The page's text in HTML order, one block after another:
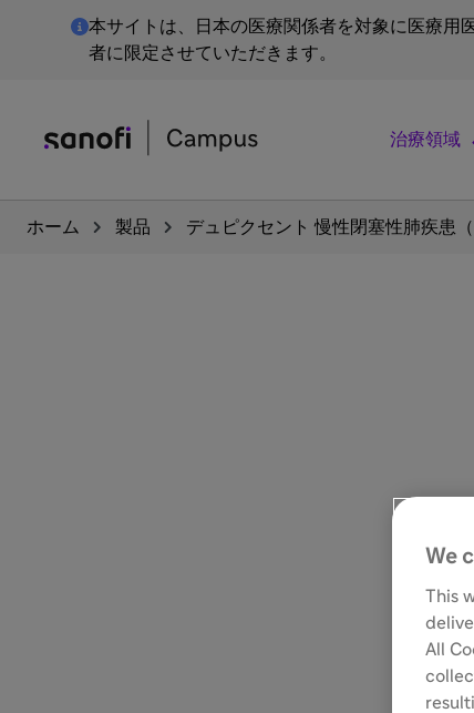
本サイトは、日本の医療関係者を対象に医療用
者に限定させていただきます。
治療領域
ホーム 製品 デュピクセント 慢性閉塞性肺疾患（
We
This
All